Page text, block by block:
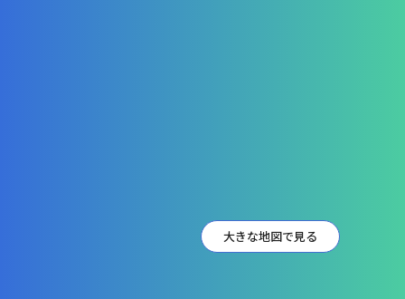
大きな地図で見る